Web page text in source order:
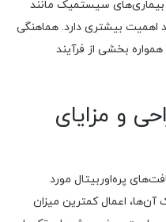
بیماری‌های سیستمیک مانند
اهمیت بیشتری دارد. هماهنگی
بخشی از فرآیند
و مزایای
پره‌اوربیتال مورد
اعمال کمترین میزان